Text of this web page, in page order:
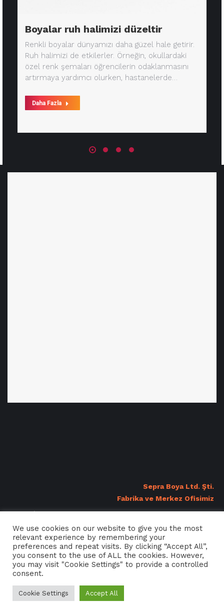
Boyalar ruh halimizi düzeltir
Renkli boyalar dünyamızı daha güzel hale getirir.
Ruh halimizi de etkilerler. Örneğin, okullardaki
özel renk şemaları öğrencilerin odaklanmasını
artırmaya yardımcı olurken, hastanelerde…
Daha Fazla
Sepra Boya Ltd. Şti.
Fabrika ve Merkez Ofisimiz
Bursa İhtisas Deri Organize Sanayi Bölgesi Bölgesi 17. Sokak No: 4
Nilüfer/BURSA +90 224 482 26 00 export@sepraboya.com
Sepra Boya, Tüm Hakları Saklıdır © 2022 Nar Medya
We use cookies on our website to give you the most
relevant experience by remembering your
preferences and repeat visits. By clicking “Accept All”,
you consent to the use of ALL the cookies. However,
you may visit "Cookie Settings" to provide a controlled
consent.
Cookie Settings Accept All